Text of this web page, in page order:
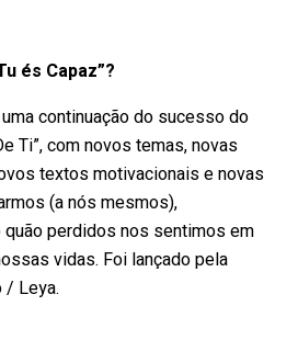
és Capaz”?
uma continuação do sucesso do
Ti”, com novos temas, novas
textos motivacionais e novas
(a nós mesmos),
perdidos nos sentimos em
vidas. Foi lançado pela
/ Leya.